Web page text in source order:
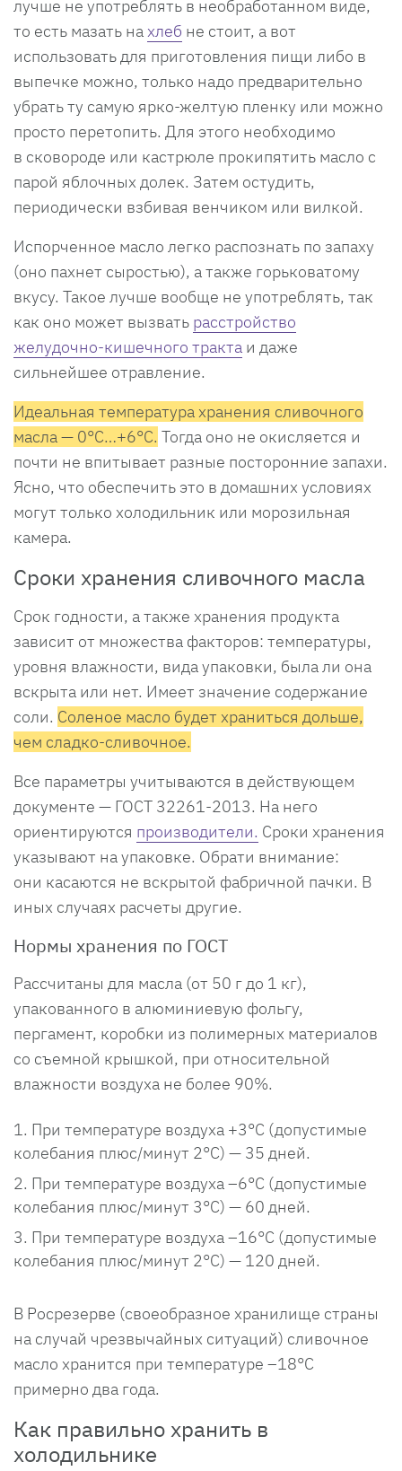
лучше не употреблять в необработанном виде,
то есть мазать нахлеб не стоит, а вот
использовать для приготовления пищи либо в
выпечке можно, только надо предварительно
убрать ту самую ярко-желтую пленку или можно
просто перетопить. Для этого необходимо
в сковороде или кастрюле прокипятить масло с
парой яблочных долек. Затем остудить,
периодически взбивая венчиком или вилкой.
Испорченное масло легко распознать по запаху
(оно пахнет сыростью), а также горьковатому
вкусу. Такое лучше вообще не употреблять, так
как оно может вызвать расстройство
желудочно-кишечного тракта и даже
сильнейшее отравление.
Идеальная температура хранения сливочного
масла — 0°C…+6°C. Тогда оно не окисляется и
почти не впитывает разные посторонние запахи.
Ясно, что обеспечить это в домашних условиях
могут только холодильник или морозильная
камера.
Сроки хранения сливочного масла
Срок годности, а также хранения продукта
зависит от множества факторов: температуры,
уровня влажности, вида упаковки, была ли она
вскрыта или нет. Имеет значение содержание
соли. Соленое масло будет храниться дольше,
чем сладко-сливочное.
Все параметры учитываются в действующем
документе — ГОСТ 32261-2013. На него
ориентируются производители. Сроки хранения
указывают на упаковке. Обрати внимание:
они касаются не вскрытой фабричной пачки. В
иных случаях расчеты другие.
Нормы хранения по ГОСТ
Рассчитаны для масла (от 50 г до 1 кг),
упакованного в алюминиевую фольгу,
пергамент, коробки из полимерных материалов
со съемной крышкой, при относительной
влажности воздуха не более 90%.
При температуре воздуха +3°С (допустимые
колебания плюс/минут 2°С) — 35 дней.
При температуре воздуха –6°С (допустимые
колебания плюс/минут 3°С) — 60 дней.
При температуре воздуха –16°С (допустимые
колебания плюс/минут 2°С) — 120 дней.
В Росрезерве (своеобразное хранилище страны
на случай чрезвычайных ситуаций) сливочное
масло хранится при температуре –18°С
примерно два года.
Как правильно хранить в
холодильнике